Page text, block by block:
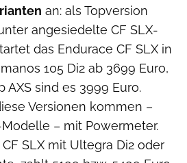
an: als Topversion
angesiedelte CF SLX-
das Endurace CF SLX in
105 Di2 ab 3699 Euro,
AXS sind es 3999 Euro.
Versionen kommen –
– mit Powermeter.
SLX mit Ultegra Di2 oder